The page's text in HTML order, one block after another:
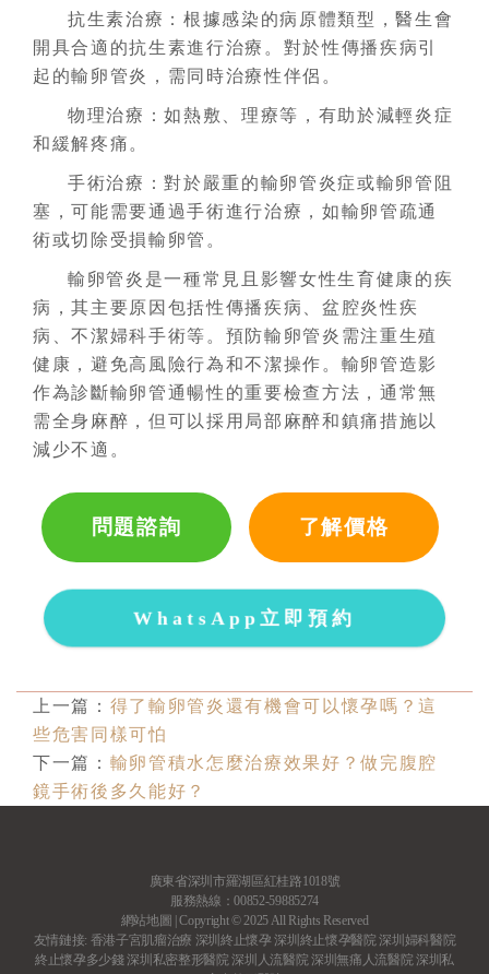
抗生素治療：根據感染的病原體類型，醫生會
開具合適的抗生素進行治療。對於性傳播疾病引
起的輸卵管炎，需同時治療性伴侶。
物理治療：如熱敷、理療等，有助於減輕炎症
和緩解疼痛。
手術治療：對於嚴重的輸卵管炎症或輸卵管阻
塞，可能需要通過手術進行治療，如輸卵管疏通
術或切除受損輸卵管。
輸卵管炎是一種常見且影響女性生育健康的疾
病，其主要原因包括性傳播疾病、盆腔炎性疾
病、不潔婦科手術等。預防輸卵管炎需注重生殖
健康，避免高風險行為和不潔操作。輸卵管造影
作為診斷輸卵管通暢性的重要檢查方法，通常無
需全身麻醉，但可以採用局部麻醉和鎮痛措施以
減少不適。
問題諮詢 了解價格
WhatsApp立即預約
上一篇： ​得了輸卵管炎還有機會可以懷孕嗎？這
些危害同樣可怕
下一篇： 輸卵管積水怎麼治療效果好？做完腹腔
鏡手術後多久能好？
廣東省深圳市羅湖區紅桂路1018號
服務熱線：00852-59885274
網站地圖 | Copyright © 2025 All Rights Reserved
友情鏈接: 香港子宮肌瘤治療 深圳終止懷孕深圳終止懷孕醫院深圳婦科醫院
終止懷孕多少錢深圳私密整形醫院深圳人流醫院深圳無痛人流醫院深圳私